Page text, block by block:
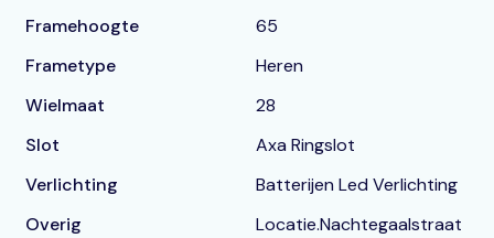
Framehoogte
65
Frametype
Heren
Wielmaat
28
Slot
Axa Ringslot
Verlichting
Batterijen Led Verlichting
Overig
Locatie.Nachtegaalstraat